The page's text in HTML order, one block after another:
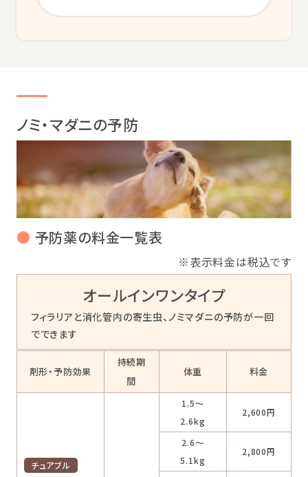
ノミ・マダニの予防
● 予防薬の料金一覧表
※表示料金は税込です
オールインワンタイプ
フィラリアと消化管内の寄生虫、ノミマダニの予防が一回
でできます
剤形・予防効果
持続期
間
体重 料金
チュアブル
1.5～
2.6kg
2,600円
2.6～
5.1kg
2,800円